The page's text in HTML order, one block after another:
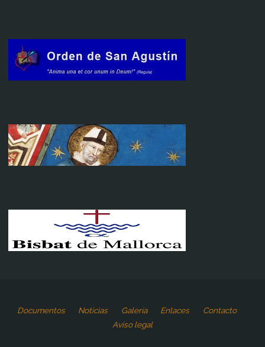
Documentos Noticias Galería Enlaces
Contacto
Aviso legal